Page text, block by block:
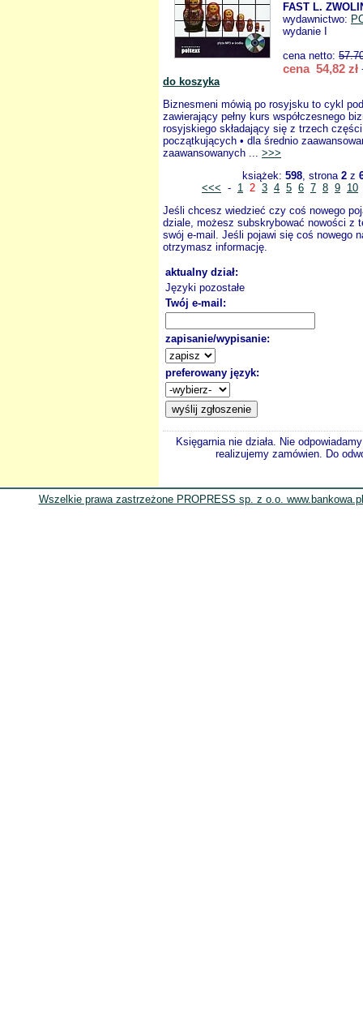
FAST L.
wydawnictwo:
wydanie I
cena netto:
cena 54,82 zł
do koszyka
Biznesmeni mówią po rosyjsku to cykl
zawierający pełny kurs współczesnego
rosyjskiego składający się z trzech
początkujących • dla średnio
zaawansowanych ... >>>
książek: 598, strona 2 z
<<< - 1 2 3 4 5 6 7 8 9 10
Jeśli chcesz wiedzieć czy coś nowego
dziale, możesz subskrybować nowości z
swój e-mail. Jeśli pojawi się coś nowego
otrzymasz informację.
aktualny dział:
Języki pozostałe
Twój e-mail:
zapisanie/wypisanie:
preferowany język:
Księgarnia nie działa. Nie
realizujemy zamówien. Do
Wszelkie prawa zastrzeżone PROPRESS sp. z o.o.